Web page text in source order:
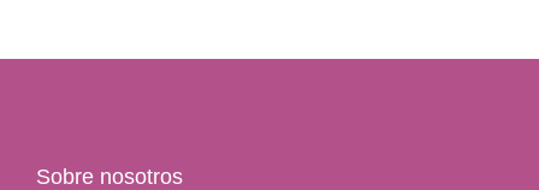
Sobre nosotros